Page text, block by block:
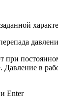
при
Давление в
Enter